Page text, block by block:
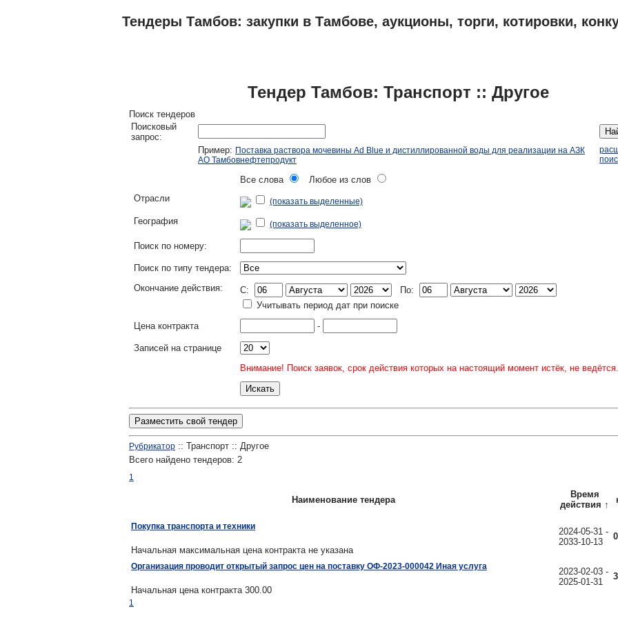
Тендеры Тамбов: закупки в Тамбове, аукционы, торги, котировки,
Тендер Тамбов: Транспорт :: Другое
Поиск тендеров
Поисковый
запрос:
Пример: Поставка раствора мочевины Ad Blue и дистиллированной воды для реализации на АЗК
АО Тамбовнефтепродукт
Все слова
Любое из слов
Отрасли
(показать выделенные)
География (показать выделенное)
Поиск по номеру:
Поиск по типу тендера:
Окончание действия:
C:
По:
Учитывать период дат при поиске
Цена контракта
-
Записей на странице
Внимание! Поиск заявок, срок действия которых на настоящий момент истёк, не ведётся.
Разместить свой тендер
Рубрикатор :: Транспорт :: Другое
Всего найдено тендеров: 2
1
Наименование тендера
Время
действия ↑
Покупка транспорта и техники
Начальная максимальная цена контракта не указана
2024-05-31 -
2033-10-13
0
Организация проводит открытый запрос цен на поставку ОФ-2023-000042 Иная услуга
Начальная цена контракта 300.00
2023-02-03 -
2025-01-31
1